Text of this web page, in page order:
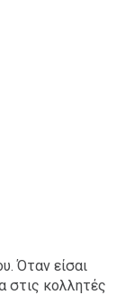
Όταν είσαι
στις κολλητές